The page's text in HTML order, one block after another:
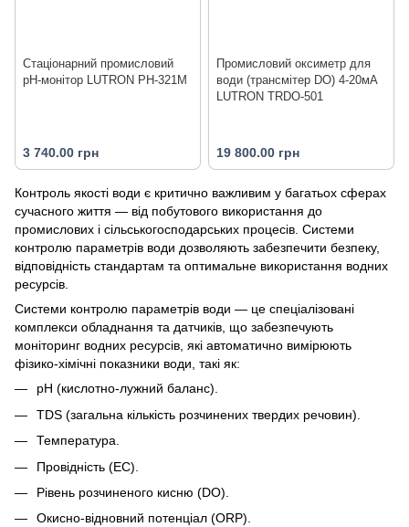
Стаціонарний промисловий
pH-монітор LUTRON PH-321M
3 740.00 грн
Промисловий оксиметр для
води (трансмітер DO) 4-20мА
LUTRON TRDO-501
19 800.00 грн
Контроль якості води є критично важливим у багатьох сферах
сучасного життя — від побутового використання до
промислових і сільськогосподарських процесів. Системи
контролю параметрів води дозволяють забезпечити безпеку,
відповідність стандартам та оптимальне використання водних
ресурсів.
Системи контролю параметрів води — це спеціалізовані
комплекси обладнання та датчиків, що забезпечують
моніторинг водних ресурсів, які автоматично вимірюють
фізико-хімічні показники води, такі як:
pH (кислотно-лужний баланс).
TDS (загальна кількість розчинених твердих речовин).
Температура.
Провідність (EC).
Рівень розчиненого кисню (DO).
Окисно-відновний потенціал (ORP).